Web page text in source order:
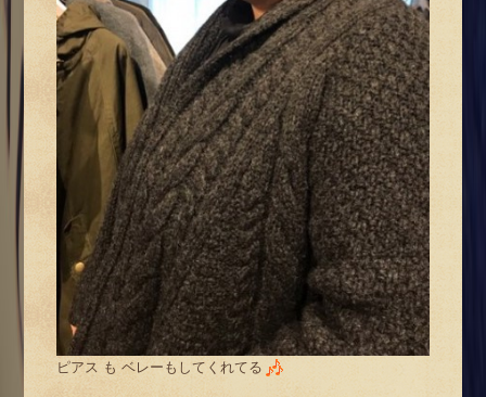
ピアス も ベレーもしてくれてる